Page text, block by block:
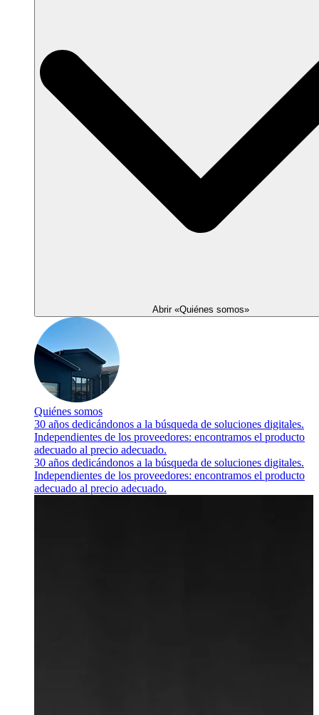
Abrir «Quiénes somos»
Quiénes somos
30 años dedicándonos a la búsqueda de soluciones digitales.
Independientes de los proveedores: encontramos el producto
adecuado al precio adecuado.
30 años dedicándonos a la búsqueda de soluciones digitales.
Independientes de los proveedores: encontramos el producto
adecuado al precio adecuado.